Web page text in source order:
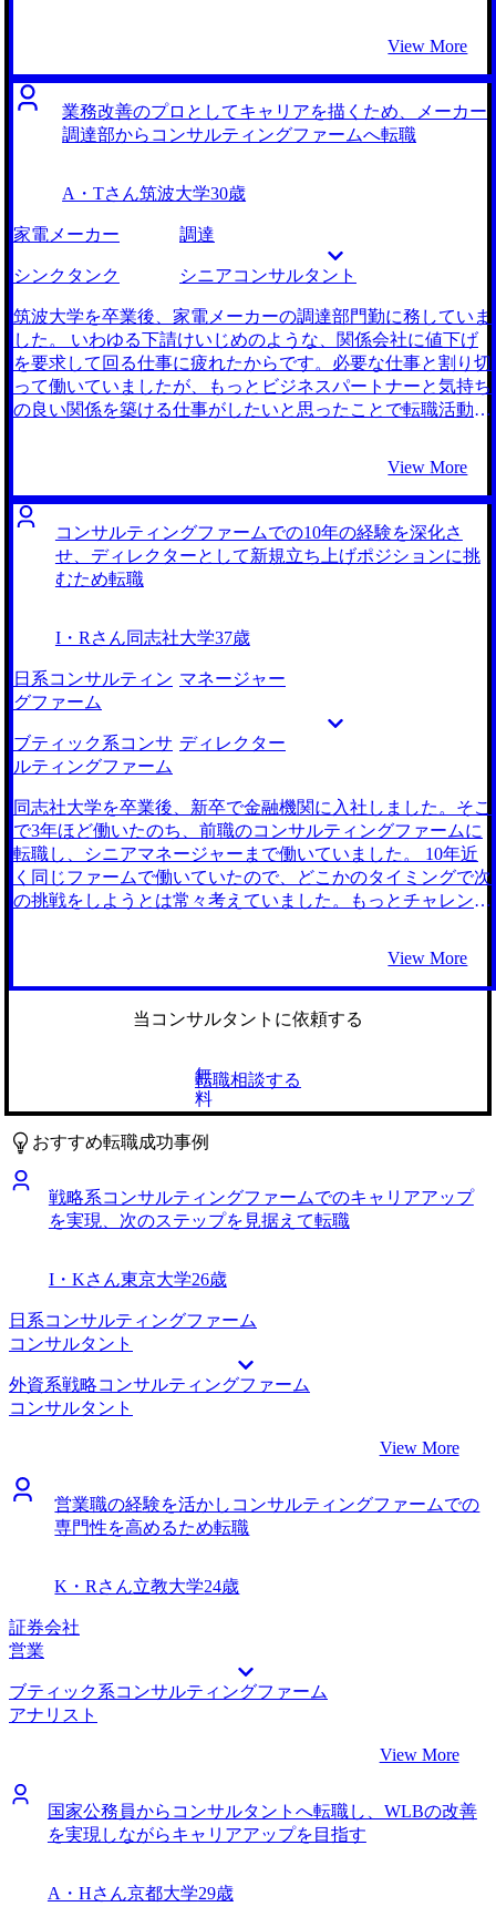
定を獲得することができ、非常に満足です。 大河内さんを
見ていると、ずっと社格にこだわっている自分が少し卑屈な
ように感じ恥ずかしく思いました。社格も大事ですが、自分
が得られるやりがいやスキルなども考慮し、会社を見ること
を学びました。 転職前は年収400万円、転職後は年収700万
ていることが分かり、嬉しかったです。 今回の転職活動で
クスが払拭されました。次の転職ではそのような表面的なこ
とではなく、より自分のやりがいやスキル、社風を重視して
会社を選び、ステップアップしていきたいと考えています。
思ったためです。企業横断で求められる人材になりたいと考
えると、自ずとコンサルティング業界に目が向きました。 2
社です。 大手自動車メーカー出身の方からスカウトをいた
だき、自分とバックグラウンドが似ていたため親近感を持っ
カー出身者として活躍できる余地などについても丁寧に教え
ていただき、コンサルティングファームへの転職に対して前
向きに捉えられました。 企業紹介が非常に丁寧でした。最
初は就活の際に聞いたような有名なファームだけに絞って考
えていましたが、もう少し広い視野でブティック系コンサル
ティングファームについても教えていただきました。具体的
にはどんなバックグラウンドを持った人がいるのか、どうい
った案件があるのか、福利厚生を含めた待遇面や長期的なキ
ャリアプランなど詳しく説明いただき、転職活動の幅が広が
りました。 社格だけにとらわれない意思決定をするとい
視野に入れていましたが、最終的には自分がどうなりたいの
か、誰と働きたいのか、を考え社格にとらわれず自身の方向
性を決定することができました。 内定後、現職に残留する
か否かを悩み、担当エージェントの方にご迷惑をかけてしま
いました。何となく「転職ありき」で考えてしまっていまし
たが、「そもそも本当に転職が必要なのか」を、もっと早い
転職後は年収520万円になりました。 小さな組織ですがその
ャーになることを目標に中長期で働いていきたいです。ポー
タブルなスキルを身につけ、4年後にはもっと広い視点で意
思決定ができるようになりたいです。
View More
業務改善のプロとしてキャリアを描くため、メーカー
調達部からコンサルティングファームへ転職
A・Tさん筑波大学30歳
家電メーカー 調達
シンクタンク シニアコンサルタント
筑波大学を卒業後、家電メーカーの調達部門勤に務していま
した。 いわゆる下請けいじめのような、関係会社に値下げ
を要求して回る仕事に疲れたからです。必要な仕事と割り切
って働いていましたが、もっとビジネスパートナーと気持ち
の良い関係を築ける仕事がしたいと思ったことで転職活動を
がありました。業務プロセスを見直して、課題の原因を特定
した仕事は関係会社の方からも非常に感謝されたので、コン
サルティングファームで似たようなことができないかなと思
っていました。 2社です。 私と同じメーカー調達部門出身の
方からスカウトをいただき面談してみたところ、悩みにも共
いですが現状の悩みがなくなることもイメージができたこと
が大きかったです。 初めての転職活動だったこともあり、
スケジューリングからファーム選定、履歴書対策、選考対策
など、全般をうまくリードしていただきました。初回の相談
から内定に至るまでに、余計なストレスがほとんどなかった
ので、 MyVisionさんには丁寧に仕事をしていただけたと思
対して行ってきた業務改善系の経験がそのまま生かせる部分
も多かったので、これまでしっかり仕事に取り組んできてよ
かったです。 慎重な性格なので企業一社一社について丁寧
に調べてから応募したのですが、書類お見送りで無駄になる
ことも多かったです。まとめて応募して、書類が通ったとこ
シニアコンサルタントという思いがけず高いランクでのオフ
ァーだったので最初はキャッチアップが大変でしたが、現在
は楽しく働けています。既にマネージャー昇格の話もいただ
View More
コンサルティングファームでの10年の経験を深化さ
せ、ディレクターとして新規立ち上げポジションに挑
むため転職
I・Rさん同志社大学37歳
日系コンサルティン
グファーム
マネージャー
ブティック系コンサ
ルティングファーム
ディレクター
同志社大学を卒業後、新卒で金融機関に入社しました。そこ
で3年ほど働いたのち、前職のコンサルティングファームに
転職し、シニアマネージャーまで働いていました。 10年近
く同じファームで働いていたので、どこかのタイミングで次
の挑戦をしようとは常々考えていました。もっとチャレンジ
社にも魅力的なポジションの求人は多かったので、双方広く
見ていました。最終的には、今の会社のポジションと社風が
合っていると思ったことが決め手になりました。 3社です。
いう興味深い案件をビズリーチ上で紹介いただき、興味を持
ったことがきっかけです。きっと意欲的に取り組めるポジシ
ョンだろうと直観的に感じ、一度詳しくお話を伺いたいと思
いました。 実際に話したところ、MyVisionさんのスムーズ
なコミュニケーションからこの業界への見識が深いことがす
ぐにわかり、ぜひ転職活動をサポートしていただこうと決め
ました。 ファームとのコネクションが非常に深く、複数の
企業で私のためにポジションメイキングをしていただけたの
か打診いただけたのはありがたかったです。想定される全て
いという私の意向を汲み取って、終始サポートいただけまし
た。 年収大幅アップに加え、ポジションもディレクター待
遇でのオファーを獲得できたため非常に満足しています。
特にないです。Myvisionさんを他のマネージャーにも早速紹
介しました。この業界に10年いますが、随一のサービスクオ
1,700万円、転職後は年収2,000万円になりました。 新規チー
ム立ち上げの非常にやりがいのあるポジションなので、経営
レイヤーの視点からファームの成長にコミットしていきたい
です。足元は全力でチームを拡大させていきたいと考えてい
View More
当コンサルタントに依頼する
無
料
転職相談する
おすすめ転職成功事例
戦略系コンサルティングファームでのキャリアアップ
を実現、次のステップを見据えて転職
I・Kさん東京大学26歳
日系コンサルティングファーム
コンサルタント
外資系戦略コンサルティングファーム
コンサルタント
View More
営業職の経験を活かしコンサルティングファームでの
専門性を高めるため転職
K・Rさん立教大学24歳
証券会社
営業
ブティック系コンサルティングファーム
アナリスト
View More
国家公務員からコンサルタントへ転職し、WLBの改善
を実現しながらキャリアアップを目指す
A・Hさん京都大学29歳